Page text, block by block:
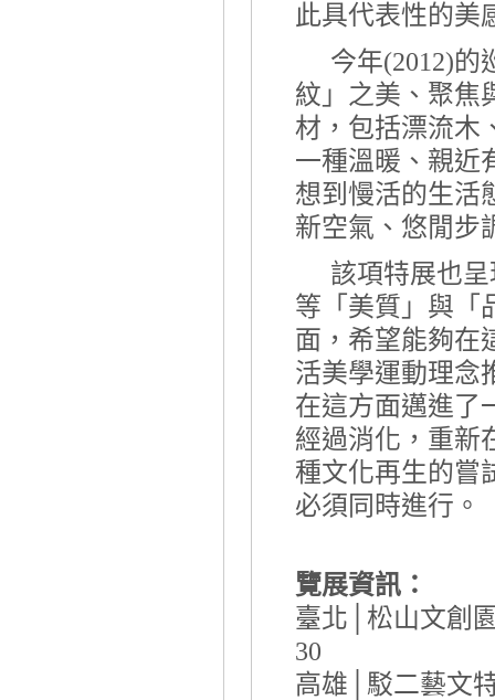
此具代表性的美
今年(2012)的
紋」之美、聚焦
材，包括漂流木
一種溫暖、親近
想到慢活的生活
新空氣、悠閒步
該項特展也
等「美質」與「
面，希望能夠在
活美學運動理念
在這方面邁進了
經過消化，重新
種文化再生的嘗
必須同時進行。
覽展資訊：
臺北│松山文創
30
高雄│駁二藝文